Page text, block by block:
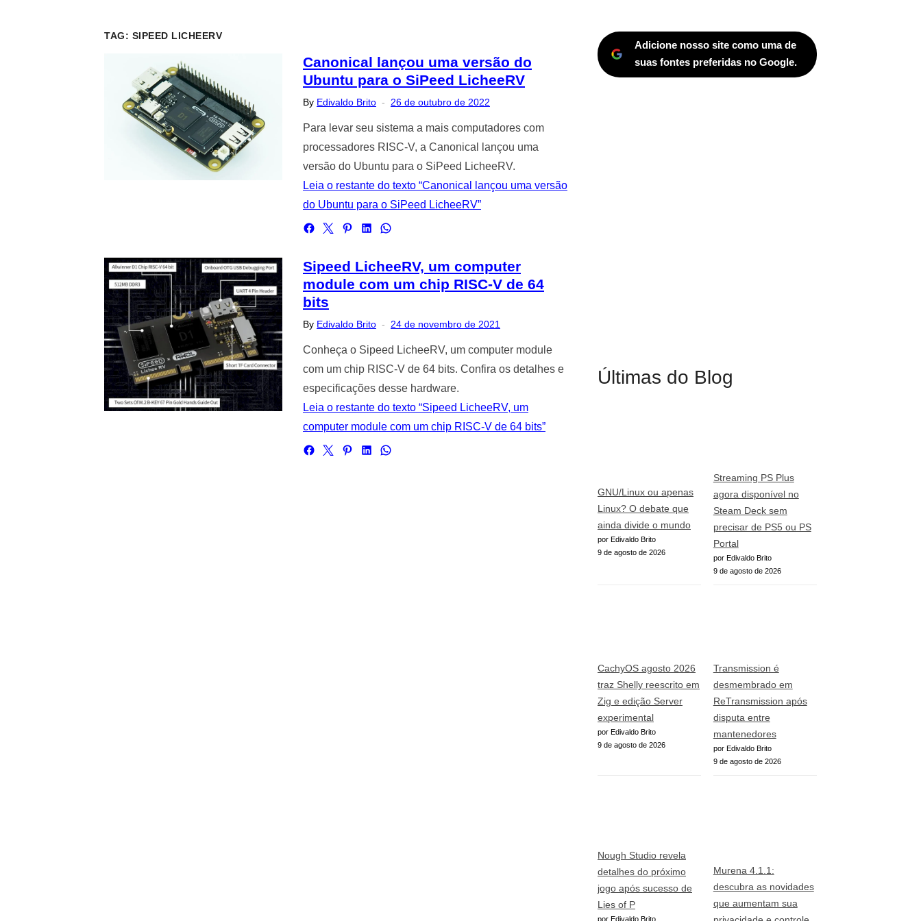
TAG: SIPEED LICHEERV
Canonical lançou uma versão do
Ubuntu para o SiPeed LicheeRV
By Edivaldo Brito
Posted
26 de outubro de 2022
Para levar seu sistema a mais computadores com
processadores RISC-V, a Canonical lançou uma
versão do Ubuntu para o SiPeed LicheeRV.
Leia o restante do texto “Canonical lançou uma versão
do Ubuntu para o SiPeed LicheeRV”
Sipeed LicheeRV, um computer
module com um chip RISC-V de 64
bits
By Edivaldo Brito
Posted
24 de novembro de 2021
Conheça o Sipeed LicheeRV, um computer module
com um chip RISC-V de 64 bits. Confira os detalhes e
especificações desse hardware.
Leia o restante do texto “Sipeed LicheeRV, um
computer module com um chip RISC-V de 64 bits”
Adicione nosso site como uma de
suas fontes preferidas no Google.
Últimas do Blog
GNU/Linux ou apenas
Linux? O debate que
ainda divide o mundo
por Edivaldo Brito
9 de agosto de 2026
Streaming PS Plus
agora disponível no
Steam Deck sem
precisar de PS5 ou PS
Portal
por Edivaldo Brito
9 de agosto de 2026
CachyOS agosto 2026
traz Shelly reescrito em
Zig e edição Server
experimental
por Edivaldo Brito
9 de agosto de 2026
Transmission é
desmembrado em
ReTransmission após
disputa entre
mantenedores
por Edivaldo Brito
9 de agosto de 2026
Nough Studio revela
detalhes do próximo
jogo após sucesso de
Lies of P
por Edivaldo Brito
Murena 4.1.1:
descubra as novidades
que aumentam sua